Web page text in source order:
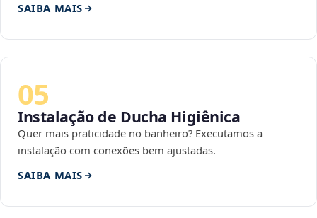
SAIBA MAIS
05
Instalação de Ducha Higiênica
Quer mais praticidade no banheiro? Executamos a
instalação com conexões bem ajustadas.
SAIBA MAIS